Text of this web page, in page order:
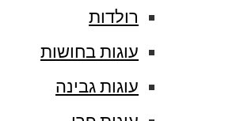
רולדות
עוגות בחושות
עוגות גבינה